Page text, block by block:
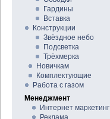
Гардины
Вставка
Конструкции
Звёздное небо
Подсветка
Трёхмерка
Новичкам
Комплектующие
Работа с газом
Менеджмент
Интернет маркетинг
Реклама